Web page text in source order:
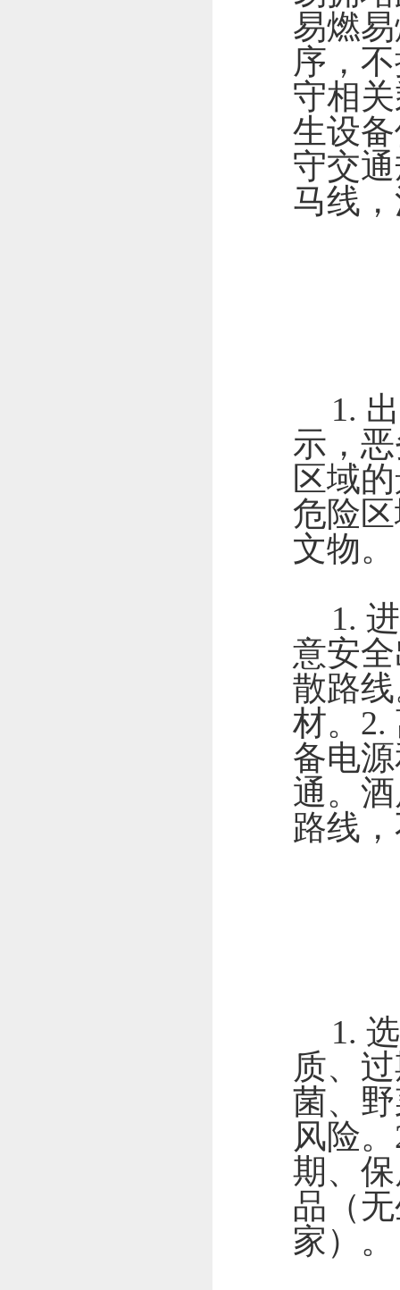
易燃
序，
守相
生设
守交
马线
1.
示，
区域
危险
文物。
1.
意安
散路
材。 2.
备电
通。
路线
1.
质、
菌、
风险。
期、
品（
家）。